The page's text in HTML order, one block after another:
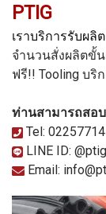
PTIG
เราบริการรับผลิ
จำนวนสั่งผลิตขั้
ฟรี!! Tooling บริ
ท่านสามารถสอ
Tel:
LINE ID:
Email: